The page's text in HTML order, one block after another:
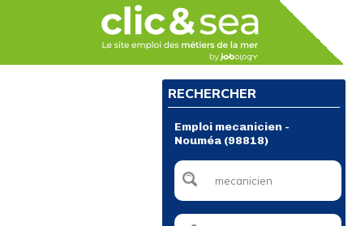
RECHERCHER
Emploi mecanicien -
Nouméa (98818)